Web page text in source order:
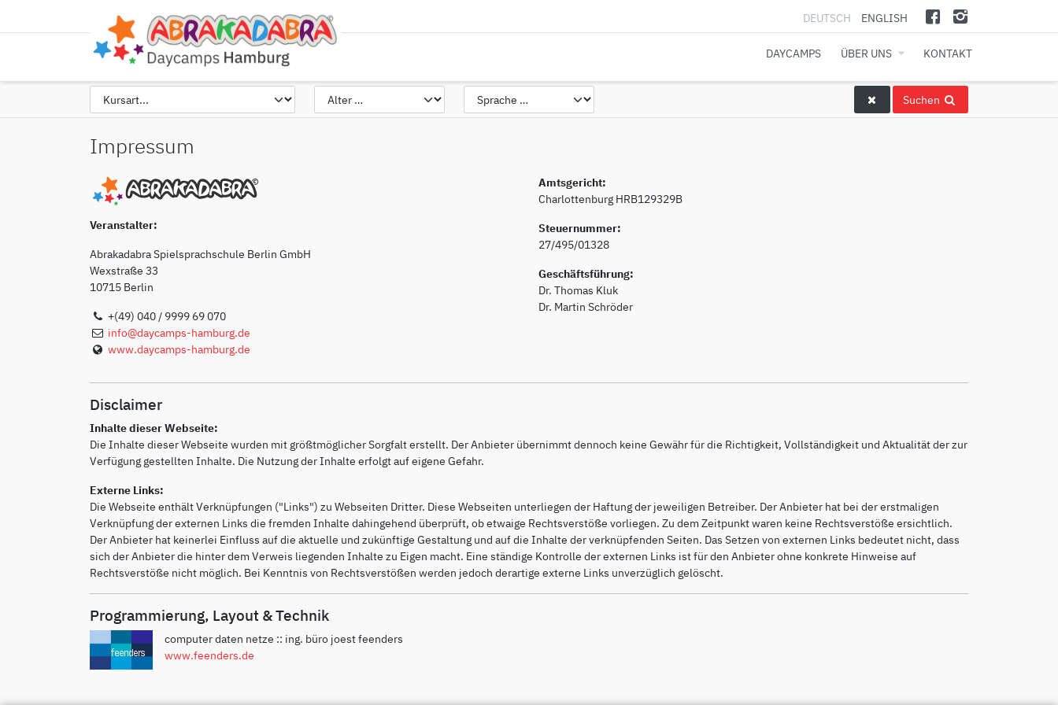
DEUTSCH ENGLISH
DAYCAMPS ÜBER UNS KONTAKT
Suchen
Impressum
Veranstalter:
Abrakadabra Spielsprachschule Berlin GmbH
Wexstraße 33
10715 Berlin
+(49) 040 / 9999 69 070
info@daycamps-hamburg.de
www.daycamps-hamburg.de
Amts­ge­richt:
Charlottenburg HR­B129329B
Steuernummer:
27/495/01328
Geschäftsführung:
Dr. Thomas Kluk
Dr. Martin Schröder
Disclaimer
Inhalte dieser Webseite:
Die Inhalte dieser Webseite wurden mit größtmöglicher Sorgfalt erstellt. Der Anbieter übernimmt dennoch keine Gewähr für die Richtigkeit, Vollständigkeit und Aktualität der zur
Verfügung gestellten Inhalte. Die Nutzung der Inhalte erfolgt auf eigene Gefahr.
Externe Links:
Die Webseite enthält Verknüpfungen ("Links") zu Webseiten Dritter. Diese Webseiten unterliegen der Haftung der jeweiligen Betreiber. Der Anbieter hat bei der erstmaligen
Verknüpfung der externen Links die fremden Inhalte dahingehend überprüft, ob etwaige Rechtsverstöße vorliegen. Zu dem Zeitpunkt waren keine Rechtsverstöße ersichtlich.
Der Anbieter hat keinerlei Einfluss auf die aktuelle und zukünftige Gestaltung und auf die Inhalte der verknüpfenden Seiten. Das Setzen von externen Links bedeutet nicht, dass
sich der Anbieter die hinter dem Verweis liegenden Inhalte zu Eigen macht. Eine ständige Kontrolle der externen Links ist für den Anbieter ohne konkrete Hinweise auf
Rechtsverstöße nicht möglich. Bei Kenntnis von Rechtsverstößen werden jedoch derartige externe Links unverzüglich gelöscht.
Programmierung, Layout & Technik
computer daten netze :: ing. büro joest feenders
www.feenders.de